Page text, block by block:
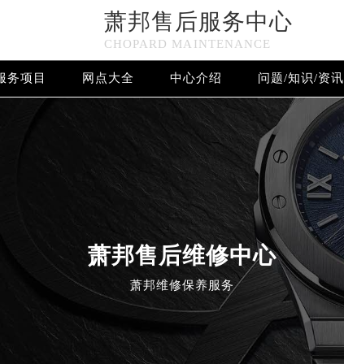
萧邦售后服务中心
CHOPARD MAINTENANCE
务项目 网点大全 中心介绍 问题/知识/资讯
欢迎使用萧邦维修售后服务中心！
萧邦售后维修中心
萧邦维修保养服务